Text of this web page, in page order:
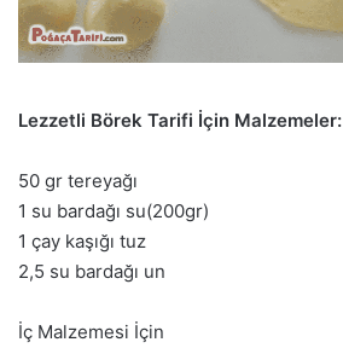
Lezzetli Börek Tarifi İçin Malzemeler:
50 gr tereyağı
1 su bardağı su(200gr)
1 çay kaşığı tuz
2,5 su bardağı un
İç Malzemesi İçin